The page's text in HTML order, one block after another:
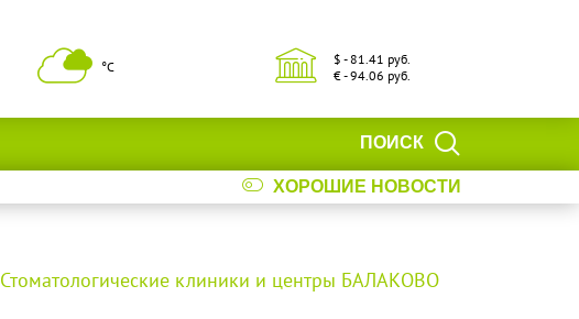
°С
$ - 81.41 руб.
€ - 94.06 руб.
ПОИСК
ХОРОШИЕ НОВОСТИ
Стоматологические клиники и центры БАЛАКОВО